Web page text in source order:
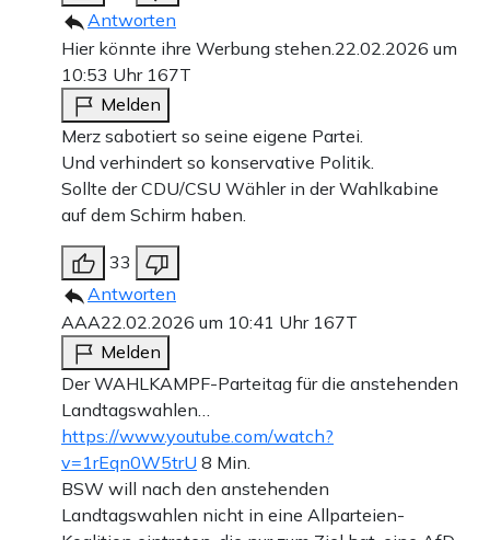
Antworten
Hier könnte ihre Werbung stehen. 22.02.2026 um
10:53 Uhr 167T
Melden
Merz sabotiert so seine eigene Partei.
Und verhindert so konservative Politik.
Sollte der CDU/CSU Wähler in der Wahlkabine
auf dem Schirm haben.
33
Antworten
AAA22.02.2026 um 10:41 Uhr 167T
Melden
Der WAHLKAMPF-Parteitag für die anstehenden
Landtagswahlen…
https://www.youtube.com/watch?
v=1rEqn0W5trU 8 Min.
BSW will nach den anstehenden
Landtagswahlen nicht in eine Allparteien-